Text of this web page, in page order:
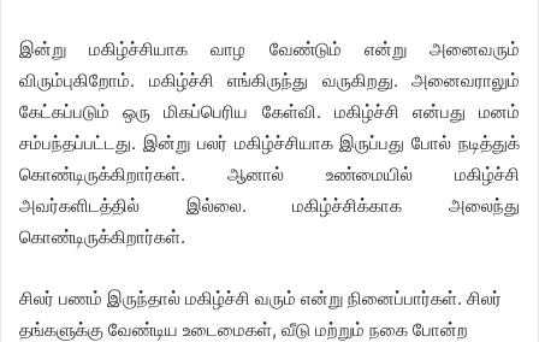
இன்று மகிழ்ச்சியாக வாழ வேண்டும் என்று அனைவரும்
விரும்புகிறோம். மகிழ்ச்சி எங்கிருந்து வருகிறது. அனைவராலும்
கேட்கப்படும் ஒரு மிகப்பெரிய கேள்வி. மகிழ்ச்சி என்பது மனம்
சம்பந்தப்பட்டது. இன்று பலர் மகிழ்ச்சியாக இருப்பது போல் நடித்துக்
கொண்டிருக்கிறார்கள். ஆனால் உண்மையில் மகிழ்ச்சி
அவர்களிடத்தில் இல்லை. மகிழ்ச்சிக்காக அலைந்து
கொண்டிருக்கிறார்கள்.
சிலர் பணம் இருந்தால் மகிழ்ச்சி வரும் என்று நினைப்பார்கள். சிலர்
தங்களுக்கு வேண்டிய உடைமைகள், வீடு மற்றும் நகை போன்ற